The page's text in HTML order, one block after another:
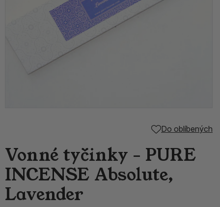
Do oblíbených
Vonné tyčinky - PURE
INCENSE Absolute,
Lavender